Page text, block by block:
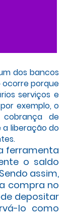
dos bancos
ocorre porque
serviços e
exemplo, o
de
liberação do
ferramenta
o saldo
assim,
compra no
depositar
lo como